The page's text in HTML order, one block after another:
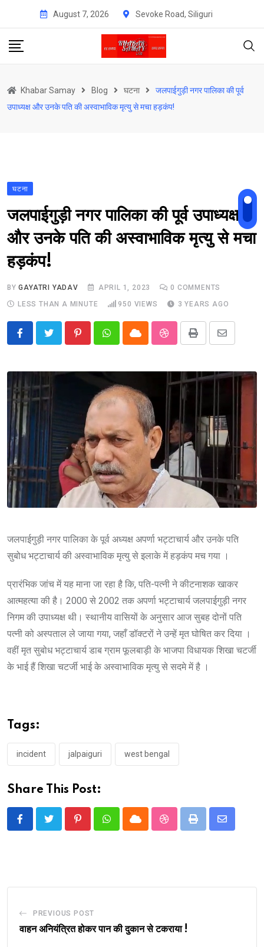
content
August 7, 2026 Sevoke Road, Siliguri
Khabar Samay Blog घटना
जलपाईगुड़ी नगर पालिका की पूर्व
उपाध्यक्ष और उनके पति की अस्वाभाविक मृत्यु से मचा हड़कंप!
घटना
जलपाईगुड़ी नगर पालिका की पूर्व उपाध्यक्ष
और उनके पति की अस्वाभाविक मृत्यु से मचा
हड़कंप!
BYGAYATRI YADAV APRIL 1, 2023 0 COMMENTS
LESS THAN A MINUTE
950 VIEWS 3 YEARS AGO
PinterestWhatsappCloud StumbleUpon
Print
Share
Email
जलपाईगुड़ी नगर पालिका के पूर्व अध्यक्ष अपर्णा भट्टाचार्य और उनके पति
सुबोध भट्टाचार्य की अस्वाभाविक मृत्यु से इलाके में हड़कंप मच गया ।
प्रारंभिक जांच में यह माना जा रहा है कि, पति-पत्नी ने कीटनाशक खाकर
आत्महत्या की है। 2000 से 2002 तक अपर्णा भट्टाचार्य जलपाईगुड़ी नगर
निगम की उपाध्यक्ष थी। स्थानीय वासियों के अनुसार आज सुबह दोनों पति
पत्नी को अस्पताल ले जाया गया, जहाँ डॉक्टरों ने उन्हें मृत घोषित कर दिया ।
वहीं मृत सुबोध भट्टाचार्य डाब ग्राम फूलबाड़ी के भाजपा विधायक शिखा चटर्जी
के भाई हैं शिखा चटर्जी भाई के अस्वाभाविक मृत्यु से सदमे में है ।
Tags:
incident jalpaiguri west bengal
Share This Post:
PinterestWhatsappCloud StumbleUpon
Print
Share
PREVIOUS POST
वाहन अनियंत्रित होकर पान की दुकान से टकराया !